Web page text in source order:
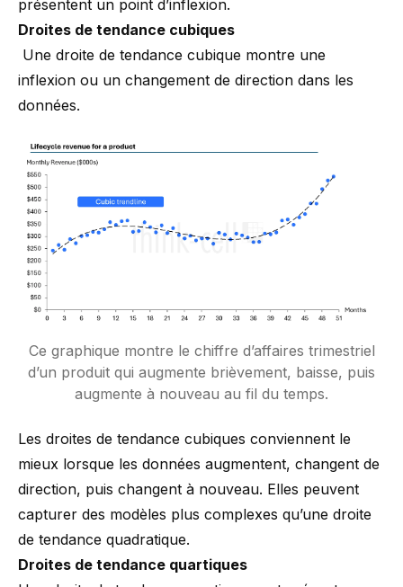
présentent un point d’inflexion.
Droites de tendance cubiques
Une droite de tendance cubique montre une
inflexion ou un changement de direction dans les
données.
Ce graphique montre le chiffre d’affaires trimestriel
d’un produit qui augmente brièvement, baisse, puis
augmente à nouveau au fil du temps.
Les droites de tendance cubiques conviennent le
mieux lorsque les données augmentent, changent de
direction, puis changent à nouveau. Elles peuvent
capturer des modèles plus complexes qu’une droite
de tendance quadratique.
Droites de tendance quartiques